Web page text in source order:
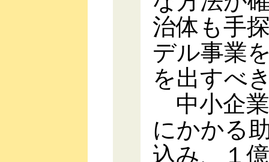
治体も手
デル事業
を出すべ
中小企
にかかる
込み、１